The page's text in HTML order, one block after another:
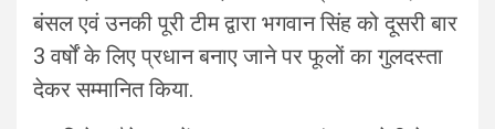
बंसल एवं उनकी पूरी टीम द्वारा भगवान सिंह को दूसरी बार
3 वर्षों के लिए प्रधान बनाए जाने पर फूलों का गुलदस्ता
देकर सम्मानित किया.